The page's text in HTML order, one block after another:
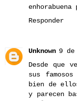
Responder
Unknown 9
Desde que
sus
bien de
y parecen